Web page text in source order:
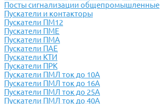
Посты сигнализации общепромышленные
Пускатели и контакторы
Пускатели ПМ12
Пускатели ПМЕ
Пускатели ПМА
Пускатели ПАЕ
Пускатели КТИ
Пускатели ПРК
Пускатели ПМЛ ток до 10А
Пускатели ПМЛ ток до 16А
Пускатели ПМЛ ток до 25А
Пускатели ПМЛ ток до 40А